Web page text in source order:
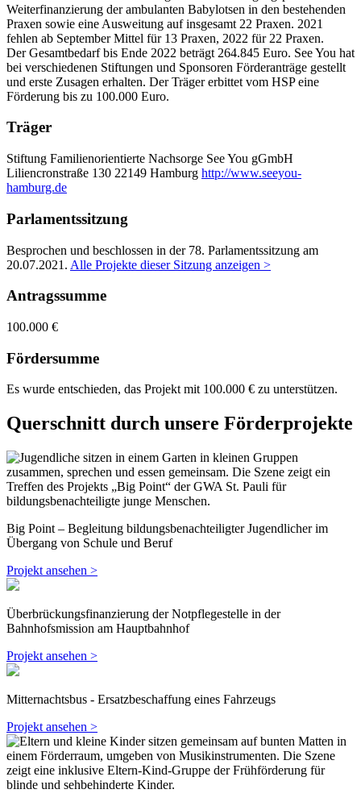
Weiterfinanzierung der ambulanten Babylotsen in den bestehenden
Praxen sowie eine Ausweitung auf insgesamt 22 Praxen. 2021
fehlen ab September Mittel für 13 Praxen, 2022 für 22 Praxen.
Der Gesamtbedarf bis Ende 2022 beträgt 264.845 Euro. See You hat
bei verschiedenen Stiftungen und Sponsoren Förderanträge gestellt
und erste Zusagen erhalten. Der Träger erbittet vom HSP eine
Förderung bis zu 100.000 Euro.
Träger
Stiftung Familienorientierte Nachsorge See You gGmbH
Liliencronstraße 130 22149 Hamburg http://www.seeyou-
hamburg.de
Parlamentssitzung
Besprochen und beschlossen in der 78. Parlamentssitzung am
20.07.2021 . Alle Projekte dieser Sitzung anzeigen >
Antragssumme
100.000 €
Fördersumme
Es wurde entschieden, das Projekt mit 100.000 € zu unterstützen.
Querschnitt durch unsere Förderprojekte
Big Point – Begleitung bildungsbenachteiligter Jugendlicher im
Übergang von Schule und Beruf
Projekt ansehen >
Überbrückungsfinanzierung der Notpflegestelle in der
Bahnhofsmission am Hauptbahnhof
Projekt ansehen >
Mitternachtsbus - Ersatzbeschaffung eines Fahrzeugs
Projekt ansehen >